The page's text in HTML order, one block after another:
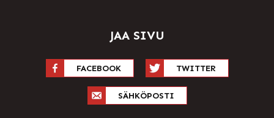
JAA SIVU
FACEBOOK TWITTER
SÄHKÖPOSTI